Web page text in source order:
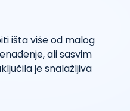
išta više od malog
ali sasvim
je snalažljiva